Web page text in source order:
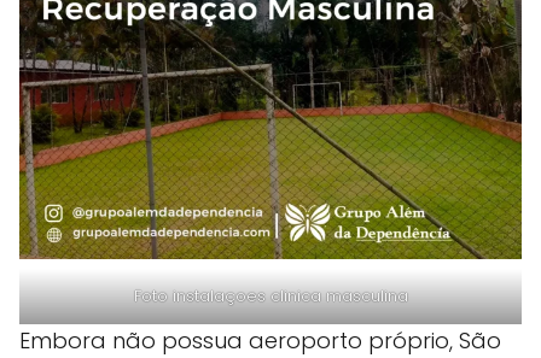
Foto instalaçoes clinica masculina
Embora não possua aeroporto próprio, São